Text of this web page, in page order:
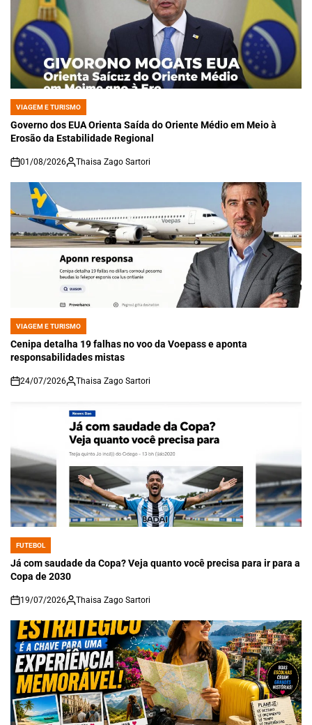
POSTED
IN
VIAGEM E TURISMO
Governo dos EUA Orienta Saída do Oriente Médio em Meio à
Erosão da Estabilidade Regional
on
01/08/2026 Thaisa Zago Sartori
POSTED
IN
VIAGEM E TURISMO
Cenipa detalha 19 falhas no voo da Voepass e aponta
responsabilidades mistas
on
24/07/2026 Thaisa Zago Sartori
POSTED
IN
FUTEBOL
Já com saudade da Copa? Veja quanto você precisa para ir para a
Copa de 2030
on
19/07/2026 Thaisa Zago Sartori